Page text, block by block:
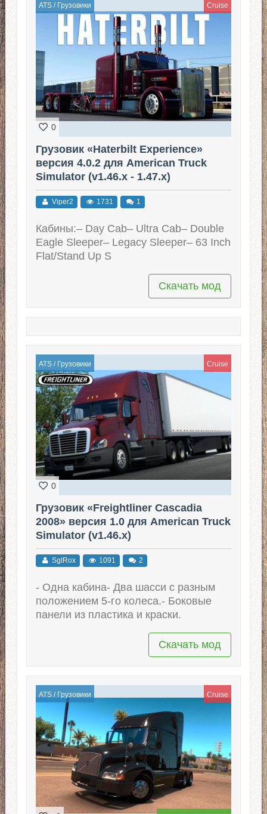
ATS/ Грузовики Cruise
0
Грузовик «Haterbilt Experience»
версия 4.0.2 для American Truck
Simulator (v1.46.x - 1.47.x)
Viper2 1731 1
Кабины:– Day Cab– Ultra Cab– Double
Eagle Sleeper– Legacy Sleeper– 63 Inch
Flat/Stand Up S
Скачать мод
ATS/ Грузовики Cruise
0
Грузовик «Freightliner Cascadia
2008» версия 1.0 для American Truck
Simulator (v1.46.x)
SgtRox 1091 2
- Одна кабина- Два шасси с разным
положением 5-го колеса.- Боковые
панели из пластика и краски.
Скачать мод
ATS/ Грузовики Cruise